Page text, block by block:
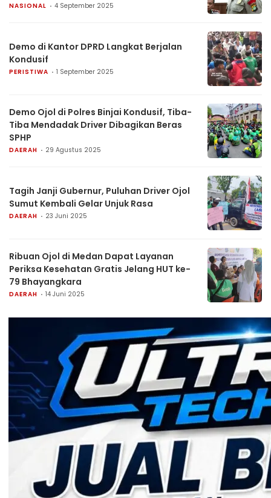
NASIONAL 4 September 2025
Demo di Kantor DPRD Langkat Berjalan
Kondusif
PERISTIWA 1 September 2025
Demo Ojol di Polres Binjai Kondusif, Tiba-
Tiba Mendadak Driver Dibagikan Beras
SPHP
DAERAH 29 Agustus 2025
Tagih Janji Gubernur, Puluhan Driver Ojol
Sumut Kembali Gelar Unjuk Rasa
DAERAH 23 Juni 2025
Ribuan Ojol di Medan Dapat Layanan
Periksa Kesehatan Gratis Jelang HUT ke-
79 Bhayangkara
DAERAH 14 Juni 2025